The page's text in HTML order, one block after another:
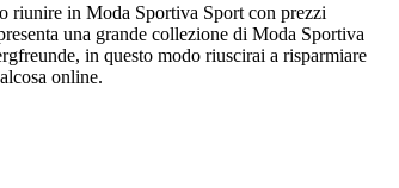
riunire in Moda Sportiva Sport con prezzi
una grande collezione di Moda Sportiva
in questo modo riuscirai a risparmiare
online.